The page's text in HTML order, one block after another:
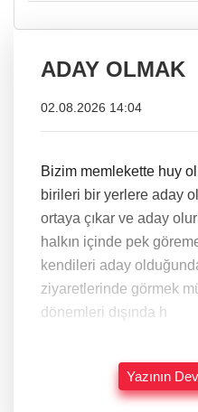
ADAY OLMAK
02.08.2026 14:04
Bizim memlekette huy
birileri bir yerlere aday
ortaya çıkar ve aday
halkın içinde pek
kendileri aday
ziyaretlerinde görmek
dönemleri dışında h
Yazının